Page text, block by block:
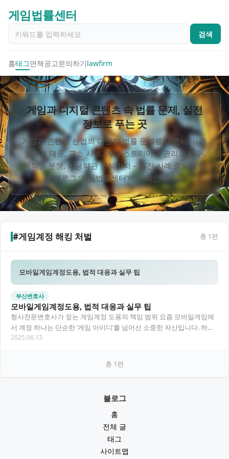
게임법률센터
검색
홈태그면책공고문의하기lawfirm
게임과 디지털 콘텐츠 속 법률 문제, 실전
정보로 푸는 곳
게임과 콘텐츠 산업의 다양한 법률 문제를 다룹니다. 계
정정지 대응, 고소 사례, 게임 스트리머의 권리와 의무,
저작권 분쟁, 이용약관 분석까지 – 실전 사례 중심의 법
#게임계정 해킹 처벌 총 1편
모바일게임계정도용, 법적 대응과 실무 팁
부산변호사
모바일게임계정도용, 법적 대응과 실무 팁
형사전문변호사가 짚는 게임계정 도용의 책임 범위 요즘 모바일게임에
서 계정 하나는 단순한 ‘게임 아이디’를 넘어선 소중한 자산입니다. 하지
만 이 소중한 계정이 타인에 의해 무단으로…
2025.06.13
총 1편
블로그
홈
전체 글
태그
사이트맵